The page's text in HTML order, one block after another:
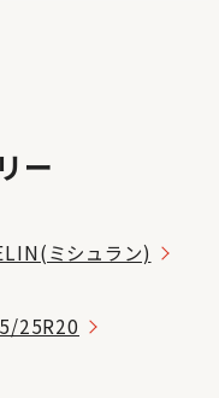
ー
ミシュラン)
25R20